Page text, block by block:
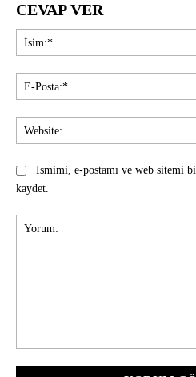
CEVAP VER
Ismimi, e-postamı ve web sitemi
kaydet.